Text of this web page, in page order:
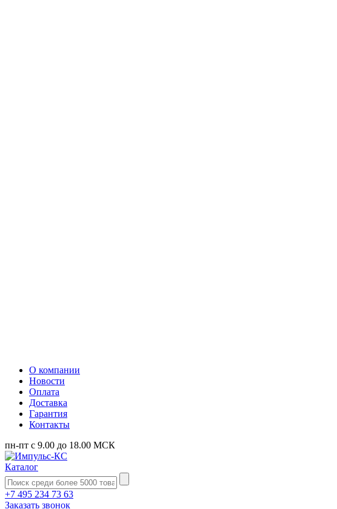
О компании
Новости
Оплата
Доставка
Гарантия
Контакты
пн-пт с 9.00 до 18.00 МСК
Каталог
+7 495 234 73 63
Заказать звонок